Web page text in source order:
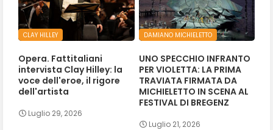
CLAY HILLEY
Opera. Fattitaliani
intervista Clay Hilley: la
voce dell'eroe, il rigore
dell'artista
Luglio 29, 2026
DAMIANO MICHIELETTO
UNO SPECCHIO INFRANTO
PER VIOLETTA: LA PRIMA
TRAVIATA FIRMATA DA
MICHIELETTO IN SCENA AL
FESTIVAL DI BREGENZ
Luglio 21, 2026